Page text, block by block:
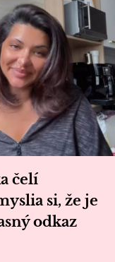
čelí
si, že je
odkaz